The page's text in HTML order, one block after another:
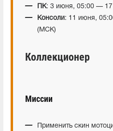
ПК: 3 июня, 05:00 —
Консоли: 11 июня,
(МСК)
Коллекционер
Миссии
Применить скин